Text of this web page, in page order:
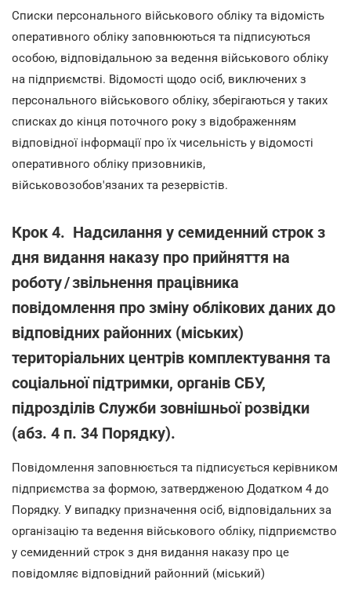
Списки персонального військового обліку та відомість
оперативного обліку заповнюються та підписуються
особою, відповідальною за ведення військового обліку
на підприємстві. Відомості щодо осіб, виключених з
персонального військового обліку, зберігаються у таких
списках до кінця поточного року з відображенням
відповідної інформації про їх чисельність у відомості
оперативного обліку призовників,
військовозобов'язаних та резервістів.
Крок 4. Надсилання у семиденний строк з
дня видання наказу про прийняття на
роботу / звільнення працівника
повідомлення про зміну облікових даних до
відповідних районних (міських)
територіальних центрів комплектування та
соціальної підтримки, органів СБУ,
підрозділів Служби зовнішньої розвідки
(абз. 4 п. 34 Порядку).
Повідомлення заповнюється та підписується керівником
підприємства за формою, затвердженою Додатком 4 до
Порядку. У випадку призначення осіб, відповідальних за
організацію та ведення військового обліку, підприємство
у семиденний строк з дня видання наказу про це
повідомляє відповідний районний (міський)